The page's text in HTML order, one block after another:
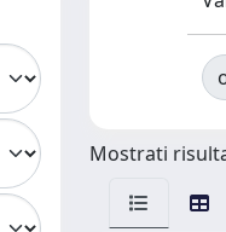
Mostrati